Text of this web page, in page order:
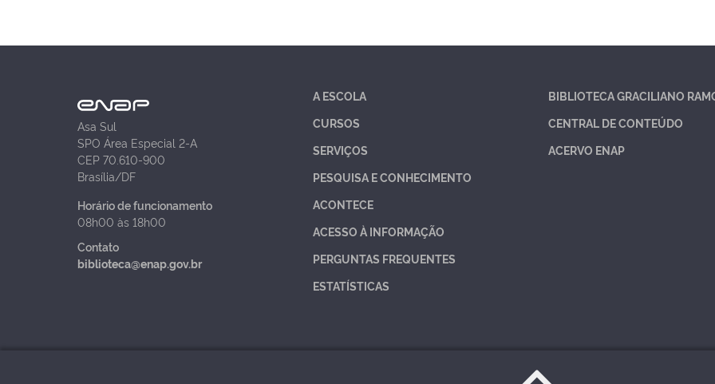
Asa Sul
SPO Área Especial 2-A
CEP 70.610-900
Brasília/DF
Horário de funcionamento
08h00 às 18h00
Contato
biblioteca@enap.gov.br
A ESCOLA
CURSOS
SERVIÇOS
PESQUISA E CONHECIMENTO
ACONTECE
ACESSO À INFORMAÇÃO
PERGUNTAS FREQUENTES
ESTATÍSTICAS
BIBLIOTECA GRACILIANO
CENTRAL DE CONTEÚDO
ACERVO ENAP